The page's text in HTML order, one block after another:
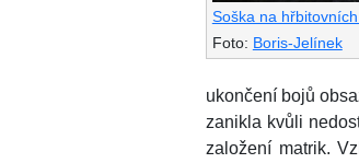
Soška na
Foto: Boris-Jelínek
ukončení bojů
zanikla kvůli
založení matrik.